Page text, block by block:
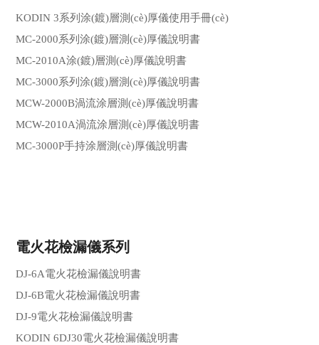
1 2 3 4 5
KODIN 3系列涂(鍍)層測(cè)厚儀使用手冊(cè)
MC-2000系列涂(鍍)層測(cè)厚儀說明書
MC-2010A涂(鍍)層測(cè)厚儀說明書
MC-3000系列涂(鍍)層測(cè)厚儀說明書
MCW-2000B渦流涂層測(cè)厚儀說明書
MCW-2010A渦流涂層測(cè)厚儀說明書
MC-3000P手持涂層測(cè)厚儀說明書
電火花檢漏儀系列
DJ-6A電火花檢漏儀說明書
DJ-6B電火花檢漏儀說明書
DJ-9電火花檢漏儀說明書
KODIN 6DJ30電火花檢漏儀說明書